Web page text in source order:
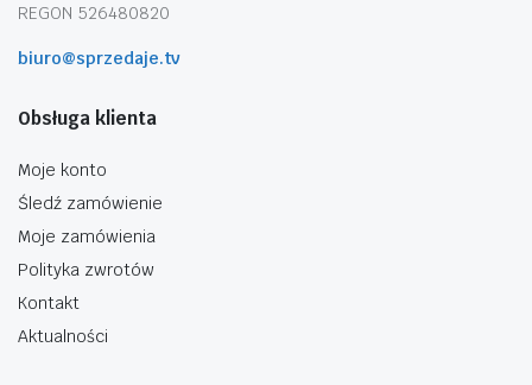
REGON 526480820
biuro@sprzedaje.tv
Obsługa klienta
Moje konto
Śledź zamówienie
Moje zamówienia
Polityka zwrotów
Kontakt
Aktualności